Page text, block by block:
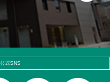
式SNS